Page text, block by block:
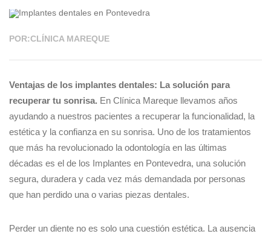
POR:CLÍNICA MAREQUE
Ventajas de los implantes dentales: La solución para
recuperar tu sonrisa. En Clínica Mareque llevamos años
ayudando a nuestros pacientes a recuperar la funcionalidad, la
estética y la confianza en su sonrisa. Uno de los tratamientos
que más ha revolucionado la odontología en las últimas
décadas es el de los Implantes en Pontevedra, una solución
segura, duradera y cada vez más demandada por personas
que han perdido una o varias piezas dentales.
Perder un diente no es solo una cuestión estética. La ausencia